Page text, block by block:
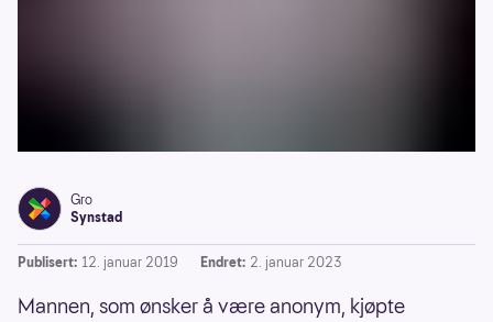
Gro
Synstad
Publisert: 12. januar 2019 Endret: 2. januar 2023
Mannen, som ønsker å være anonym, kjøpte